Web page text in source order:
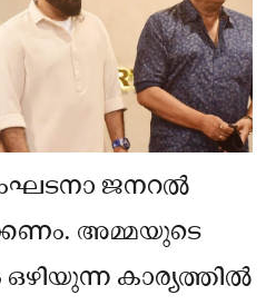
ജനറല്‍
അമ്മയുടെ
കാര്യത്തിൽ